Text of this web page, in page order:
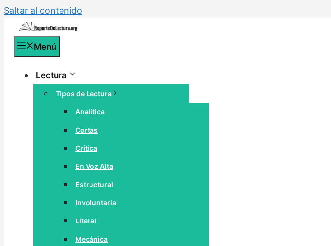
Saltar al contenido
Menú
Lectura
Tipos de Lectura
Analítica
Cortas
Crítica
En Voz Alta
Estructural
Involuntaria
Literal
Mecánica